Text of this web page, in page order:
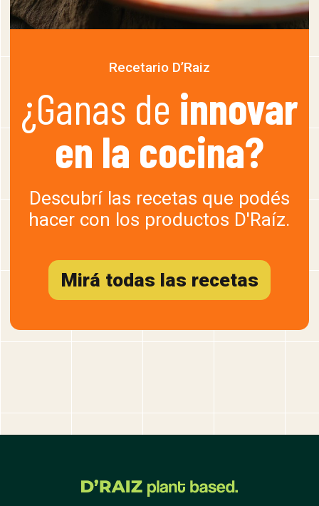
Recetario D’Raiz
¿Ganas de innovar
en la cocina?
Descubrí las recetas que podés
hacer con los productos D'Raíz.
Mirá todas las recetas